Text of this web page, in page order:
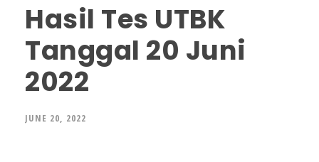
Hasil Tes UTBK
Tanggal 20 Juni
2022
JUNE 20, 2022